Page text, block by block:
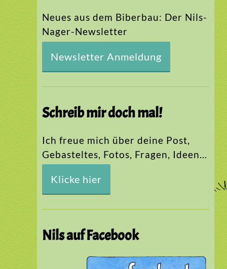
Neues aus dem Biberbau: Der Nils-
Nager-Newsletter
Newsletter Anmeldung
Schreib mir doch mal!
Ich freue mich über deine Post,
Gebasteltes, Fotos, Fragen, Ideen…
Klicke hier
Nils auf Facebook